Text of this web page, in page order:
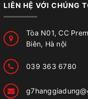
LIÊN HỆ VỚI CHÚNG
Tòa N01, CC
Biên, Hà nội
039 363 6780